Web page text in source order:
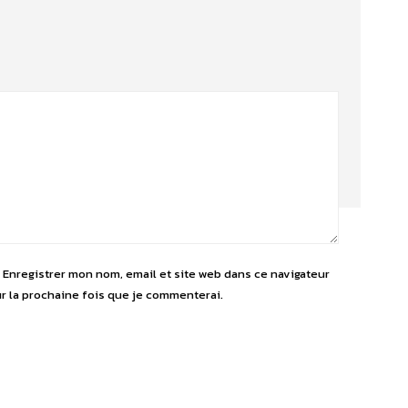
Enregistrer mon nom, email et site web dans ce navigateur
la prochaine fois que je commenterai.